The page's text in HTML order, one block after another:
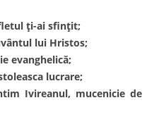
ți-ai sfințit;
lui Hristos;
evanghelică;
lucrare;
Ivireanul, mucenicie de